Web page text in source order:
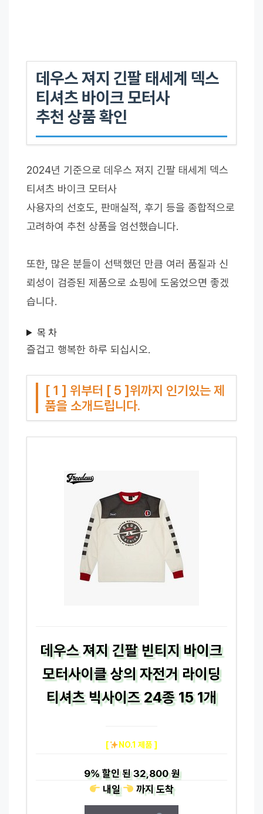
데우스 져지 긴팔 태세계 덱스
티셔츠 바이크 모터사
추천 상품 확인
2024년 기준으로 데우스 져지 긴팔 태세계 덱스
티셔츠 바이크 모터사
사용자의 선호도, 판매실적, 후기 등을 종합적으로
고려하여 추천 상품을 엄선했습니다.
또한, 많은 분들이 선택했던 만큼 여러 품질과 신
뢰성이 검증된 제품으로 쇼핑에 도움었으면 좋겠
습니다.
목 차
즐겁고 행복한 하루 되십시오.
[ 1 ] 위부터 [ 5 ]위까지 인기있는 제
품을 소개드립니다.
데우스 져지 긴팔 빈티지 바이크
모터사이클 상의 자전거 라이딩
티셔츠 빅사이즈 24종 15 1개
[ NO.1 제품 ]
9%할인 된32,800 원
내일
까지도착